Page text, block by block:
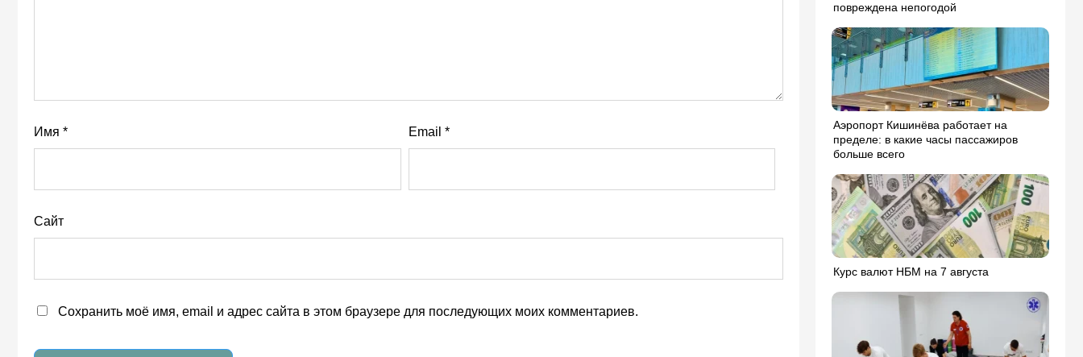
Имя * Email *
Сайт
Сохранить моё имя, email и адрес сайта в этом браузере для последующих моих комментариев.
повреждена непогодой
Аэропорт Кишинёва работает на
пределе: в какие часы пассажиров
больше всего
Курс валют НБМ на 7 августа